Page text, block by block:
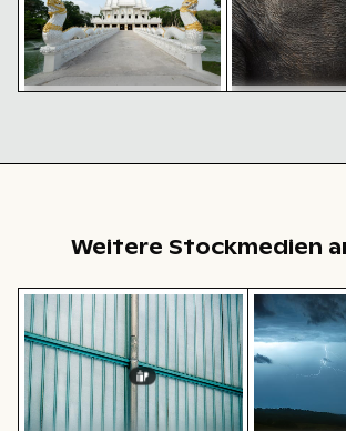
Weitere Stockmedien
Eckbereich eines